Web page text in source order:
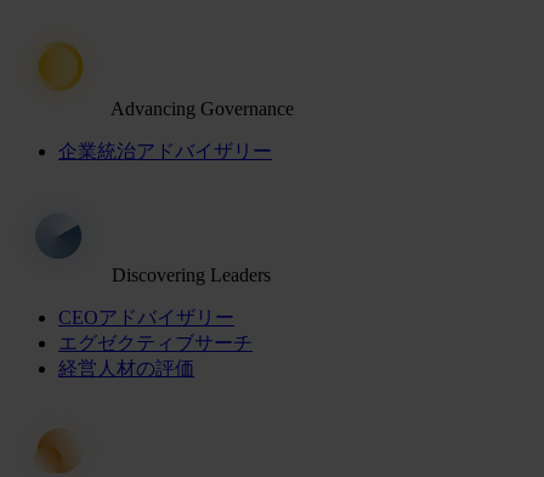
Advancing Governance
企業統治アドバイザリー
Discovering Leaders
CEOアドバイザリー
エグゼクティブサーチ
経営人材の評価